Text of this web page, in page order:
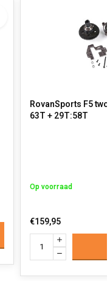
RovanSports F5
63T + 29T:58T
Op voorraad
€159,95